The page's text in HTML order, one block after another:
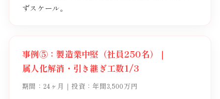
ずスケール。
事例⑤：製造業中堅（社員250名）｜
属人化解消・引き継ぎ工数1/3
期間：24ヶ月｜投資：年間3,500万円